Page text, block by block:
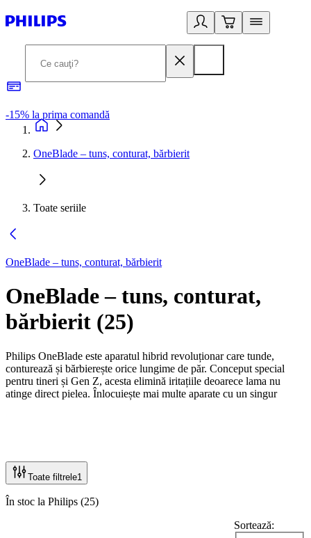
-15% la prima comandă
OneBlade – tuns, conturat, bărbierit
Toate seriile
OneBlade – tuns, conturat, bărbierit
OneBlade – tuns, conturat,
bărbierit (25)
Philips OneBlade este aparatul hibrid revoluționar care tunde,
conturează și bărbierește orice lungime de păr. Conceput special
pentru tineri și Gen Z, acesta elimină iritațiile deoarece lama nu
atinge direct pielea. Înlocuiește mai multe aparate cu un singur
Toate filtrele1
În stoc la Philips (25)
Sortează: